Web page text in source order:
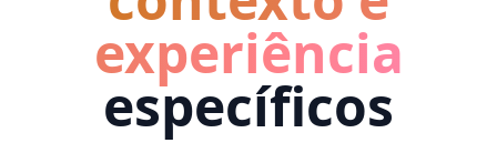
experiência
específicos